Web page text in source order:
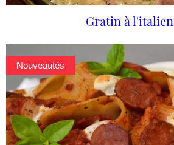
Gratin à
Nouveautés